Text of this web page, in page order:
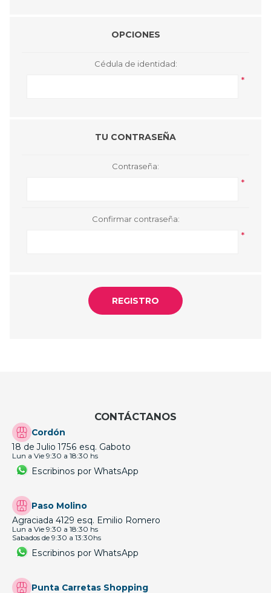
OPCIONES
Cédula de identidad:
*
TU CONTRASEÑA
Contraseña:
*
Confirmar contraseña:
*
CONTÁCTANOS
Cordón
18 de Julio 1756 esq. Gaboto
Lun a Vie 9:30 a 18:30 hs
Escribinos por WhatsApp
Paso Molino
Agraciada 4129 esq. Emilio Romero
Lun a Vie 9:30 a 18:30 hs
Sabados de 9:30 a 13:30hs
Escribinos por WhatsApp
Punta Carretas Shopping